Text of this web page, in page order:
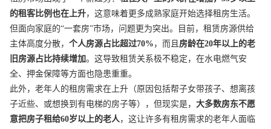
的租客比例也在上升，这意味着更多成熟家庭开始选择租房生活。
但面向家庭的“一套房”市场，问题更为突出。目前，租赁房源供给
主体高度分散， 个人房源占比超过70% ，而且 房龄在20年以上的老
旧房源占比持续增加。这导致租赁关系极不稳定，在水电燃气安
全、押金保障等方面也隐患重重。
此外，老年人的租房需求在上升（原因包括帮子女带孩子、想离孩
子近些、或想换到有电梯的房子等），但现实是， 大多数房东不愿
意把房子租给60岁以上的老人 ，这让许多有租房需求的老年人面临